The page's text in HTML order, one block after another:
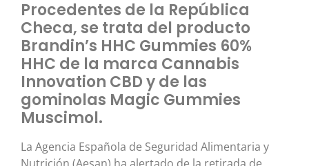
Procedentes de la República
Checa, se trata del producto
Brandin’s HHC Gummies 60%
HHC de la marca Cannabis
Innovation CBD y de las
gominolas Magic Gummies
Muscimol.
La Agencia Española de Seguridad Alimentaria y